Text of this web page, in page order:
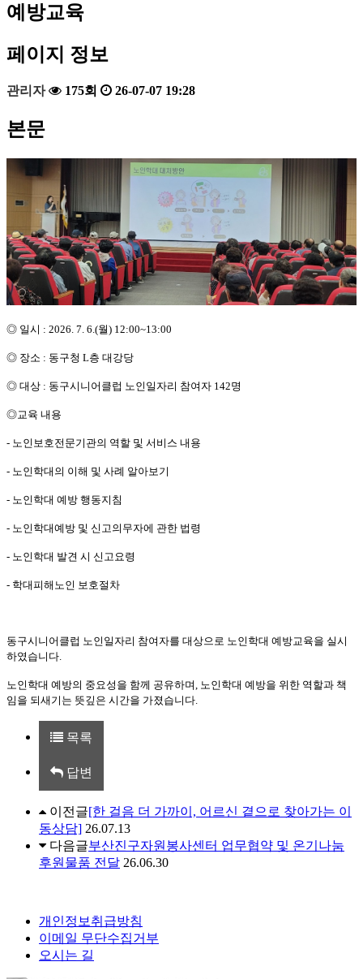
예방교육
페이지 정보
관리자 175회 26-07-07 19:28
본문
◎ 일시 : 2026. 7. 6.(월) 12:00~13:00
◎ 장소 : 동구청 L층 대강당
◎ 대상 : 동구시니어클럽 노인일자리 참여자 142명
◎교육 내용
- 노인보호전문기관의 역할 및 서비스 내용
- 노인학대의 이해 및 사례 알아보기
- 노인학대 예방 행동지침
- 노인학대예방 및 신고의무자에 관한 법령
- 노인학대 발견 시 신고요령
- 학대피해노인 보호절차
동구시니어클럽 노인일자리 참여자를 대상으로 노인학대 예방교육을 실시
하였습니다.
노인학대 예방의 중요성을 함께 공유하며, 노인학대 예방을 위한 역할과 책
임을 되새기는 뜻깊은 시간을 가졌습니다.
목록
답변
이전글[한 걸음 더 가까이, 어르신 곁으로 찾아가는 이
동상담] 26.07.13
다음글부산진구자원봉사센터 업무협약 및 온기나눔
후원물품 전달 26.06.30
개인정보취급방침
이메일 무단수집거부
오시는 길